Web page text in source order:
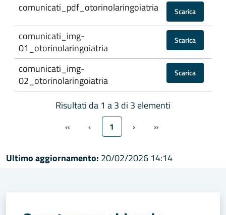
comunicati_pdf_otorinolaringoiatria
Scarica
comunicati_img-
01_otorinolaringoiatria
Scarica
comunicati_img-
02_otorinolaringoiatria
Scarica
Risultati da 1 a 3 di 3 elementi
« ‹ 1 › »
Ultimo aggiornamento: 20/02/2026 14:14